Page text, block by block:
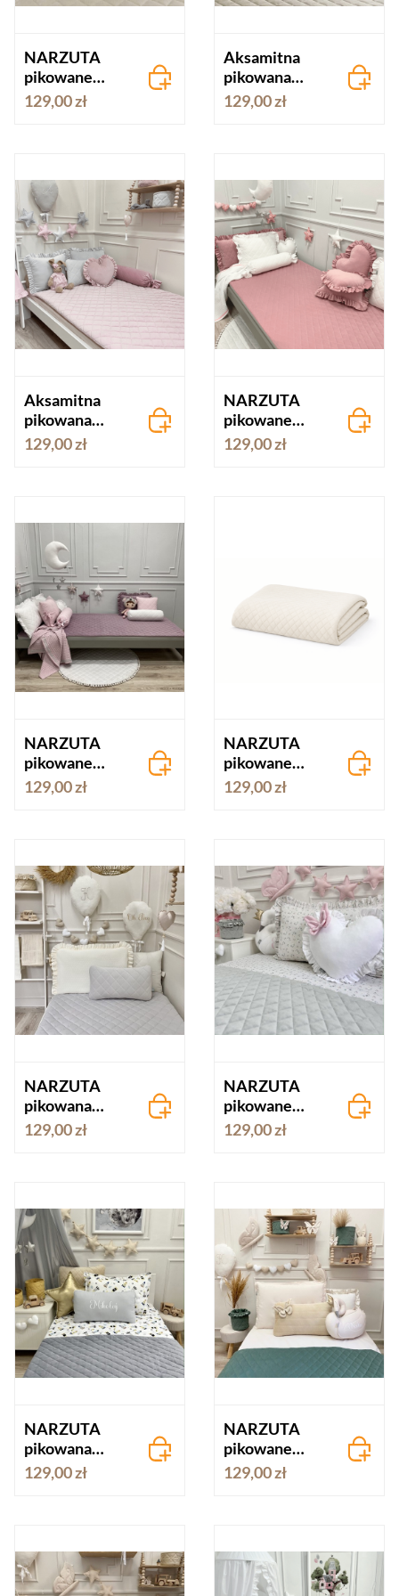
NARZUTA
pikowane
JASNY BEŻ
velvet
129,00 zł
Aksamitna
pikowana
narzuta
VELVET -
129,00 zł
Aksamitna
pikowana
narzuta
VELVET -
129,00 zł
NARZUTA
pikowane
DELIKATNY
RÓŻ velvet
129,00 zł
NARZUTA
pikowane
JAGODA
velvet
129,00 zł
NARZUTA
pikowane
KOŚĆ
SŁONIOWA
129,00 zł
NARZUTA
pikowana
DELIKATNY
SZARY velvet
129,00 zł
NARZUTA
pikowane
SZARA velvet
129,00 zł
NARZUTA
pikowana
STALOWY
SZARY velvet
129,00 zł
NARZUTA
pikowane
BUTELKOWA
ZIELEŃ velvet
129,00 zł